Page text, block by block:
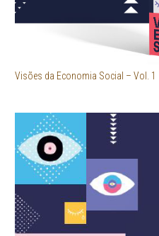
Visões da Economia Social – Vol. 1